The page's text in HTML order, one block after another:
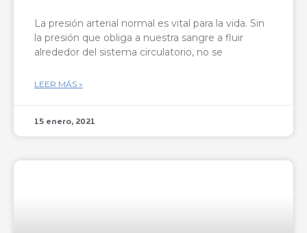
La presión arterial normal es vital para la vida. Sin
la presión que obliga a nuestra sangre a fluir
alrededor del sistema circulatorio, no se
LEER MÁS »
15 enero, 2021